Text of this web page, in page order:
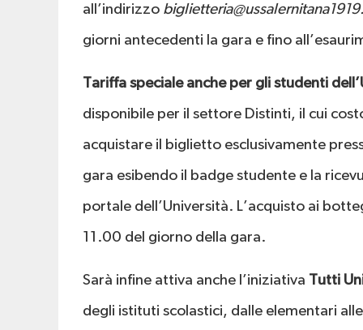
all’indirizzo
giorni antecedenti la gara e fino
Tariffa speciale anche per gli studenti
disponibile per il settore Distinti, il cui
acquistare il biglietto esclusivamente
gara esibendo il badge studente e la
portale dell’Università. L’acquisto ai
11.00 del giorno della gara.
Sarà infine attiva anche l’iniziativa Tutti
degli istituti scolastici, dalle elementari